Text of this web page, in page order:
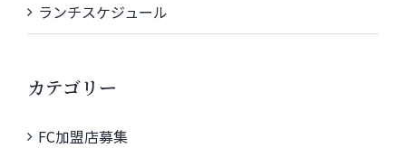
ランチスケジュール
カテゴリー
FC加盟店募集